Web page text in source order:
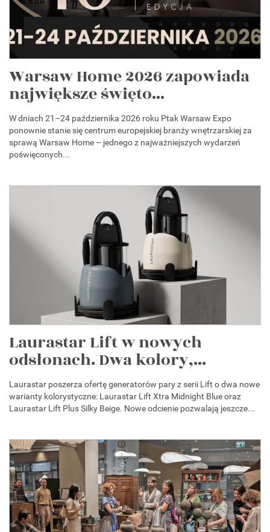
Warsaw Home 2026 zapowiada
największe święto...
W dniach 21–24 października 2026 roku Ptak Warsaw Expo
ponownie stanie się centrum europejskiej branży wnętrzarskiej za
sprawą Warsaw Home – jednego z najważniejszych wydarzeń
poświęconych...
Laurastar Lift w nowych
odsłonach. Dwa kolory,...
Laurastar poszerza ofertę generatorów pary z serii Lift o dwa nowe
warianty kolorystyczne: Laurastar Lift Xtra Midnight Blue oraz
Laurastar Lift Plus Silky Beige. Nowe odcienie pozwalają jeszcze...